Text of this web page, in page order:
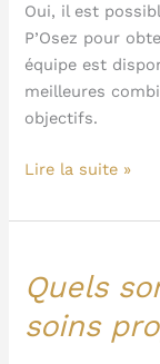
Oui, il est
P’Osez pour
équipe est
meilleures
objectifs.
soins
chez
P’Osez
?
Lire la suite »
Quels
soins
Quels
sont
les